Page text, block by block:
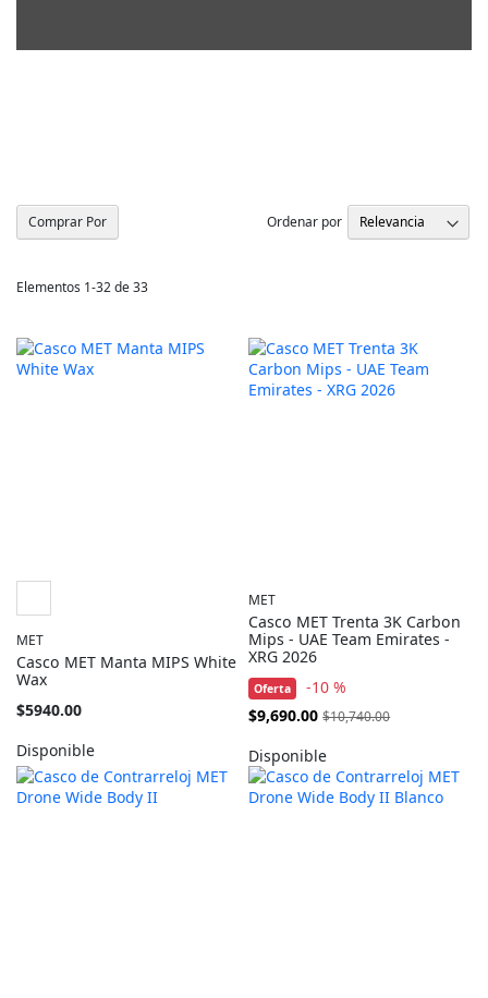
Elementos 1-32de33
Ordenar por
MET
Casco MET Manta MIPS White
Wax
Tan
como
$5940.00
Disponible
MET
Casco MET Trenta 3K Carbon
Mips - UAE Team Emirates -
XRG 2026
Oferta -10 %
Precio
$9,690.00 $10,740.00
Disponible
Comprar Por